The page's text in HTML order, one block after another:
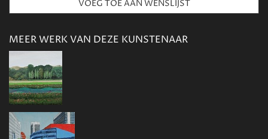
MEER WERK VAN DEZE KUNSTENAAR